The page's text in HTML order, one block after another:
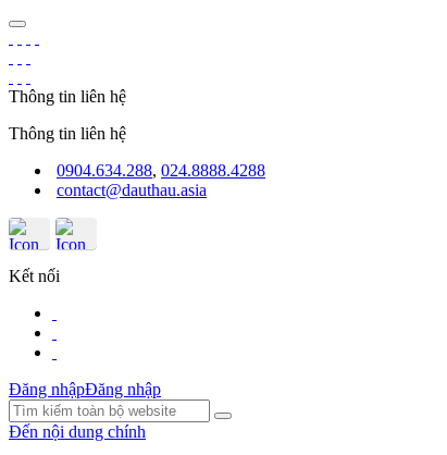
Thông tin liên hệ
Thông tin liên hệ
0904.634.288, 024.8888.4288
contact@dauthau.asia
Kết nối
Đăng nhậpĐăng nhập
Đến nội dung chính